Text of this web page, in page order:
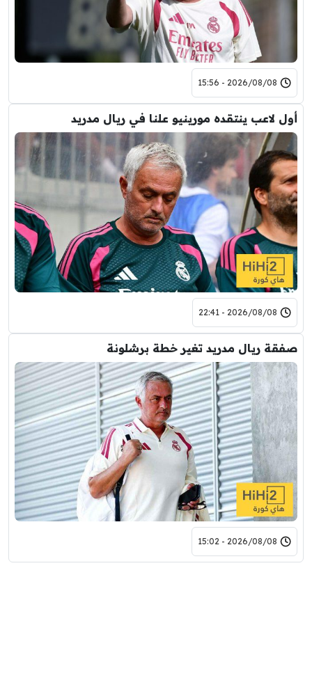
2026/08/08 - 15:56
أول لاعب ينتقده مورينيو علنا في ريال مدريد
2026/08/08 - 22:41
صفقة ريال مدريد تغير خطة برشلونة
2026/08/08 - 15:02